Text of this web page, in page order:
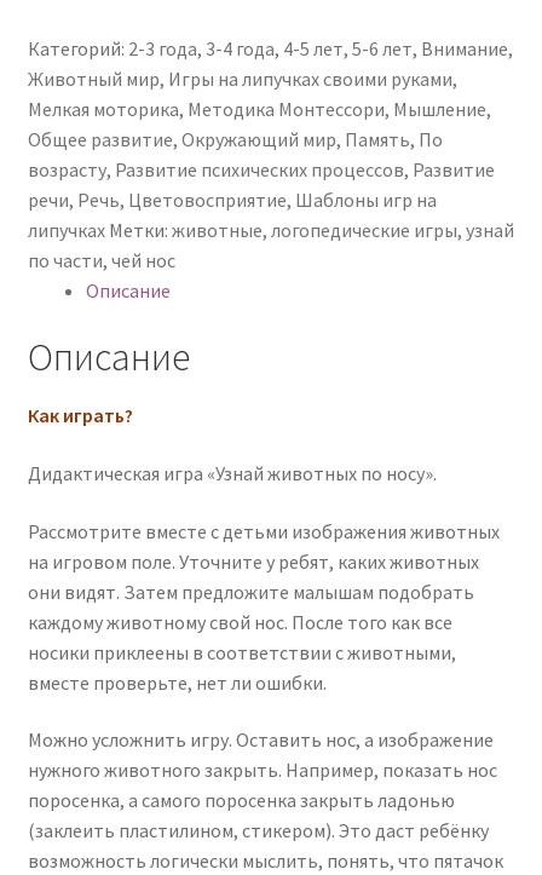
Категорий: 2-3 года, 3-4 года, 4-5 лет, 5-6 лет, Внимание,
Животный мир, Игры на липучках своими руками,
Мелкая моторика, Методика Монтессори, Мышление,
Общее развитие, Окружающий мир, Память, По
возрасту, Развитие психических процессов, Развитие
речи, Речь, Цветовосприятие, Шаблоны игр на
липучках Метки: животные, логопедические игры, узнай
по части, чей нос
Описание
Описание
Как играть?
Дидактическая игра «Узнай животных по носу».
Рассмотрите вместе с детьми изображения животных
на игровом поле. Уточните у ребят, каких животных
они видят. Затем предложите малышам подобрать
каждому животному свой нос. После того как все
носики приклеены в соответствии с животными,
вместе проверьте, нет ли ошибки.
Можно усложнить игру. Оставить нос, а изображение
нужного животного закрыть. Например, показать нос
поросенка, а самого поросенка закрыть ладонью
(заклеить пластилином, стикером). Это даст ребёнку
возможность логически мыслить, понять, что пятачок